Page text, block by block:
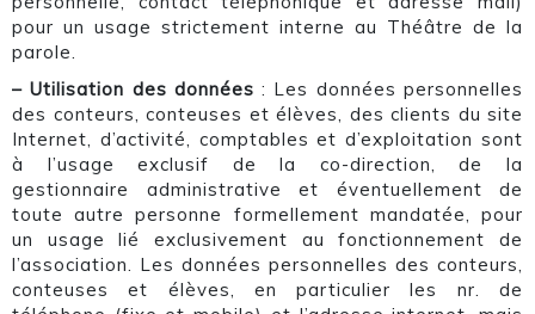
pour un usage strictement interne au Théâtre de la
parole.
– Utilisation des données : Les données personnelles
des conteurs, conteuses et élèves, des clients du site
Internet, d’activité, comptables et d’exploitation sont
à l’usage exclusif de la co-direction, de la
gestionnaire administrative et éventuellement de
toute autre personne formellement mandatée, pour
un usage lié exclusivement au fonctionnement de
l’association. Les données personnelles des conteurs,
conteuses et élèves, en particulier les nr. de